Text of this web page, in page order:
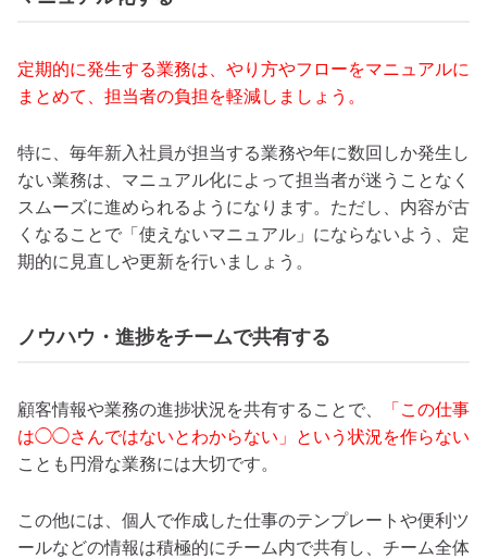
定期的に発生する業務は、やり方やフローをマニュアルに
まとめて、担当者の負担を軽減しましょう。
特に、毎年新入社員が担当する業務や年に数回しか発生し
ない業務は、マニュアル化によって担当者が迷うことなく
スムーズに進められるようになります。ただし、内容が古
くなることで「使えないマニュアル」にならないよう、定
期的に見直しや更新を行いましょう。
ノウハウ・進捗をチームで共有する
顧客情報や業務の進捗状況を共有することで、
「この仕事
は◯◯さんではないとわからない」という状況を作らない
ことも円滑な業務には大切です。
この他には、個人で作成した仕事のテンプレートや便利ツ
ールなどの情報は積極的にチーム内で共有し、チーム全体